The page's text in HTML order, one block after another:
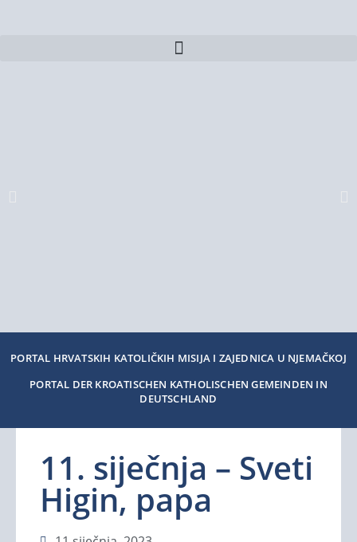
PORTAL HRVATSKIH KATOLIČKIH MISIJA I ZAJEDNICA U NJEMAČKOJ
PORTAL DER KROATISCHEN KATHOLISCHEN GEMEINDEN IN
DEUTSCHLAND
11. siječnja – Sveti
Higin, papa